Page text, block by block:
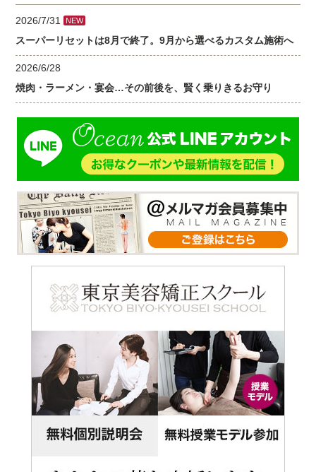
2026/7/31 NEW
スーパーリセットは8月で終了。9月から選べるカスタム施術へ
2026/6/28
焼肉・ラーメン・宴会…その前後を、賢く乗りきるお守り